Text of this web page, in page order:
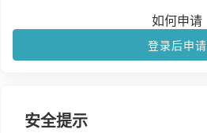
如何申请
登录后申请
安全提示